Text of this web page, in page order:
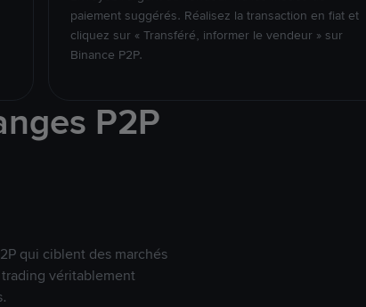
paiement suggérés. Réalisez la transaction en fiat et
cliquez sur « Transféré, informer le vendeur » sur
Binance P2P.
P2P
qui ciblent des marchés
véritablement